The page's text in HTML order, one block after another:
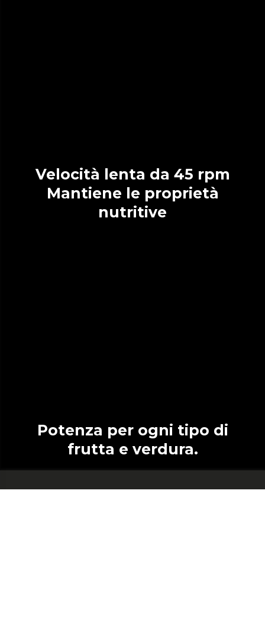
Velocità lenta da 45 rpm
Mantiene le proprietà
nutritive
Potenza per ogni tipo di
frutta e verdura.